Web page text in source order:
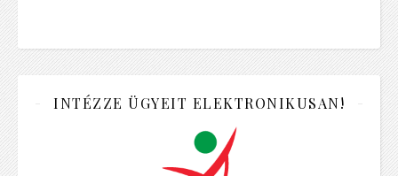
INTÉZZE ÜGYEIT ELEKTRONIKUSAN!